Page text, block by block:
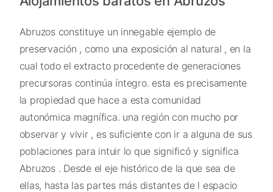
Abruzos constituye un innegable ejemplo de
preservación , como una exposición al natural , en la
cual todo el extracto procedente de generaciones
precursoras continúa íntegro. esta es precisamente
la propiedad que hace a esta comunidad
autonómica magnífica. una región con mucho por
observar y vivir , es suficiente con ir a alguna de sus
poblaciones para intuir lo que significó y significa
Abruzos . Desde el eje histórico de la que sea de
ellas, hasta las partes más distantes de l espacio